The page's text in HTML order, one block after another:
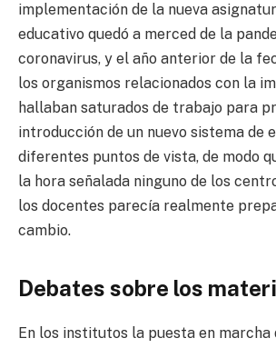
implementación de la nueva
educativo quedó a merced de la
coronavirus, y el año anterior de la
los organismos relacionados con la
hallaban saturados de trabajo para
introducción de un nuevo sistema de
diferentes puntos de vista, de modo
la hora señalada ninguno de los
los docentes parecía realmente
cambio.
Debates sobre los
En los institutos la puesta en marcha